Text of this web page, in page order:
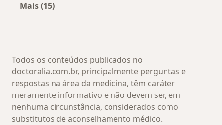
Mais (15)
Todos os conteúdos publicados no
doctoralia.com.br, principalmente perguntas e
respostas na área da medicina, têm caráter
meramente informativo e não devem ser, em
nenhuma circunstância, considerados como
substitutos de aconselhamento médico.